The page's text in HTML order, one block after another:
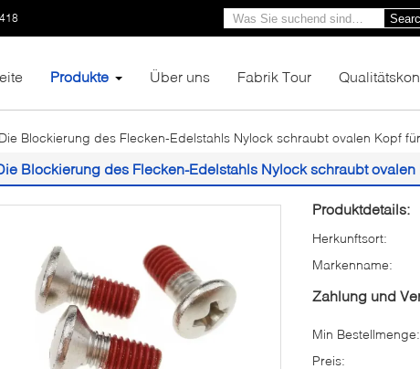
Produkte Über uns Fabrik Tour
Die Blockierung des Flecken-Edelstahls Nylock schraubt ovalen Kopf
Blockierung des Flecken-Edelstahls Nylock schraubt ovalen
Produktdetails:
Herkunftsort:
Markenname:
Zahlung und
Min Bestellmenge:
Preis: